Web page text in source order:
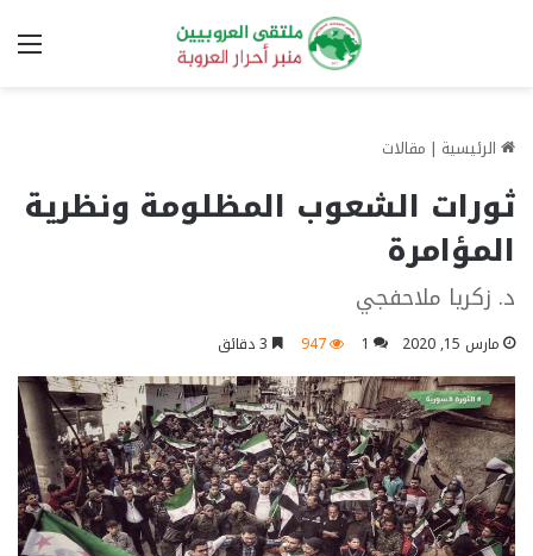
الرئيسية | مقالات
ثورات الشعوب المظلومة ونظرية
المؤامرة
د. زكريا ملاحفجي
مارس 15, 2020 1
947